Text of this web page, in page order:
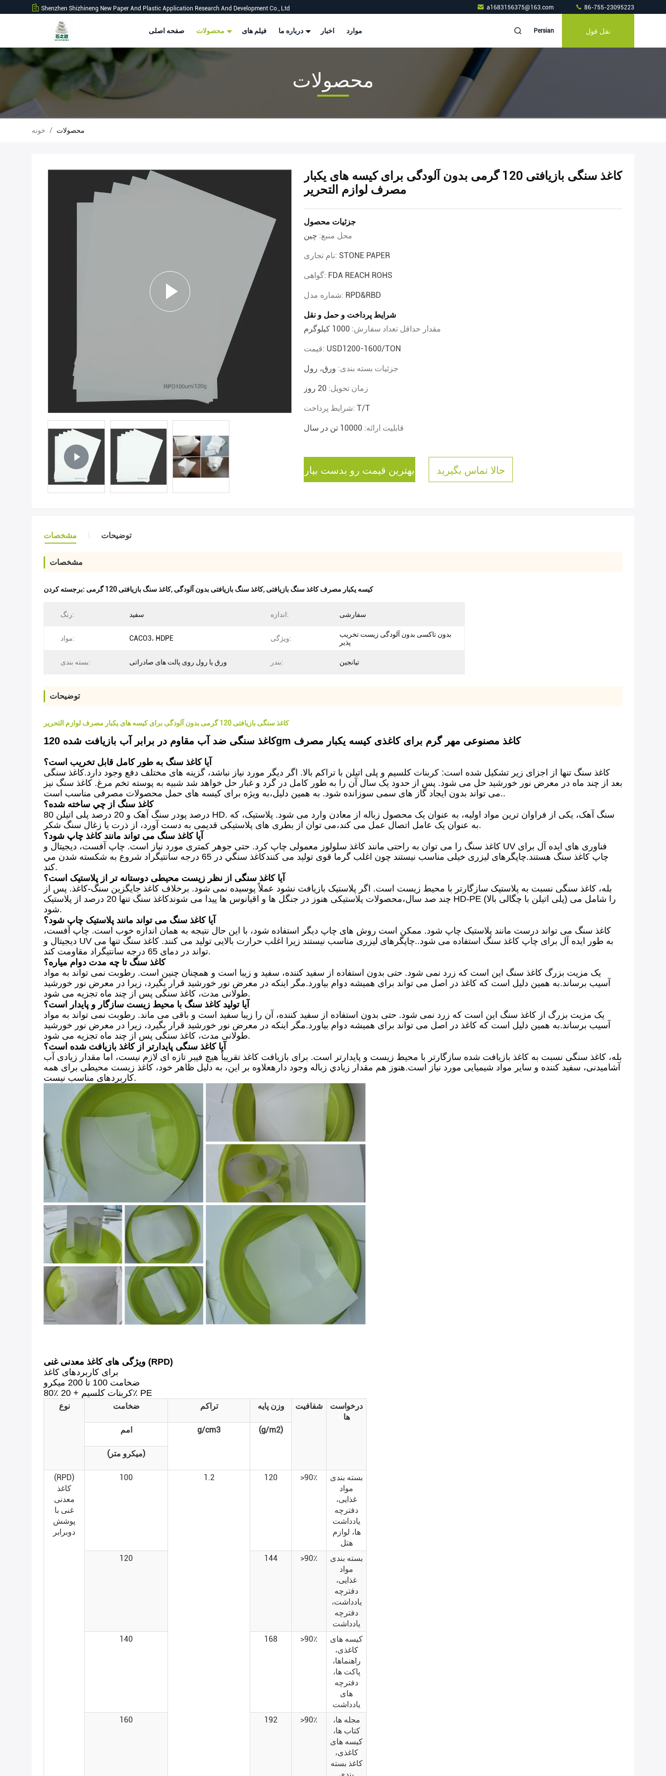
Shenzhen Shizhineng New Paper And Plastic Application Research And Development Co., Ltd a1683156375@163.com 86-755-23095223
صفحه اصلی فیلم های اخبار موارد Persian نقل قول
محصولات
خونه / محصولات
کاغذ سنگی بازیافتی 120 گرمی بدون آلودگی برای کیسه های یکبار
مصرف لوازم التحریر
جزئیات محصول
محل منبع: چین
نام تجاری: STONE PAPER
گواهی: FDA REACH ROHS
شماره مدل: RPD&RBD
شرایط پرداخت و حمل و نقل
مقدار حداقل تعداد سفارش: 1000 کیلوگرم
قیمت: USD1200-1600/TON
جزئیات بسته بندی: ورق، رول
زمان تحویل: 20 روز
شرایط پرداخت: T/T
قابلیت ارائه: 10000 تن در سال
بهترین قیمت رو بدست بیار حالا تماس بگیرید
مشخصات توضیحات
مشخصات
برجسته کردن: کاغذ سنگ بازیافتی 120 گرمی, کاغذ سنگ بازیافتی بدون آلودگی, کیسه یکبار مصرف کاغذ سنگ بازیافتی
رنگ: سفید اندازه: سفارشی
مواد: CACO3، HDPE ویژگی:
بدون تاکسی بدون آلودگی زیست تخریب
پذیر
بسته بندی: ورق یا رول روی پالت های صادراتی بندر: تیانجین
توضیحات
کاغذ سنگی بازیافتی 120 گرمی بدون آلودگی برای کیسه های یکبار مصرف لوازم التحریر
کاغذ سنگی ضد آب مقاوم در برابر آب بازیافت شده 120gm کاغذ مصنوعی مهر گرم برای کاغذی کیسه یکبار مصرف
آیا کاغذ سنگ به طور کامل قابل تخریب است؟
کاغذ سنگ تنها از اجزای زیر تشکیل شده است: کربنات کلسیم و پلی اتیلن با تراکم بالا. اگر دیگر مورد نیاز نباشد، گزینه های مختلف دفع وجود دارد.کاغذ سنگی
بعد از چند ماه در معرض نور خورشید حل می شود. پس از حدود یک سال آن را به طور کامل در گرد و غبار حل خواهد شد شبیه به پوسته تخم مرغ. کاغذ سنگ نیز
می تواند بدون ایجاد گاز های سمی سوزانده شود. به همین دلیل،به ویژه برای کیسه های حمل محصولات مصرفی مناسب است..
کاغذ سنگ از چي ساخته شده؟
80 درصد پودر سنگ آهک و 20 درصد پلی اتیلن HD. سنگ آهک، یکی از فراوان ترین مواد اولیه، به عنوان یک محصول زباله از معادن وارد می شود. پلاستیک، که
به عنوان یک عامل اتصال عمل می کند،می توان از بطری های پلاستیکی قدیمی به دست آورد، از ذرت یا زغال سنگ شکر.
آیا کاغذ سنگ می تواند مانند کاغذ چاپ شود؟
کاغذ سنگ را می توان به راحتی مانند کاغذ سلولوز معمولی چاپ کرد. حتی جوهر کمتری مورد نیاز است. چاپ آفست، دیجیتال و UV فناوری های ایده آل برای
چاپ کاغذ سنگ هستند.چاپگرهای لیزری خیلی مناسب نیستند چون اغلب گرما قوی تولید می کنندکاغذ سنگي در 65 درجه سانتيگراد شروع به شکسته شدن مي
کند.
آیا کاغذ سنگی از نظر زیست محیطی دوستانه تر از پلاستیک است؟
بله، کاغذ سنگی نسبت به پلاستیک سازگارتر با محیط زیست است. اگر پلاستیک بازیافت نشود عملاً پوسیده نمی شود. برخلاف کاغذ جایگزین سنگ-کاغذ. پس از
چند صد سال،محصولات پلاستیکی هنوز در جنگل ها و اقیانوس ها پیدا می شوندکاغذ سنگ تنها 20 درصد از پلاستیک HD-PE (پلی اتیلن با چگالی بالا) را شامل می
شود.
آیا کاغذ سنگ می تواند مانند پلاستیک چاپ شود؟
کاغذ سنگ می تواند درست مانند پلاستیک چاپ شود. ممکن است روش های چاپ دیگر استفاده شود، با این حال نتیجه به همان اندازه خوب است. چاپ آفست،
دیجیتال و UV به طور ایده آل برای چاپ کاغذ سنگ استفاده می شود..چاپگرهای لیزری مناسب نیستند زیرا اغلب حرارت بالایی تولید می کنند. کاغذ سنگ تنها می
تواند در دمای 65 درجه سانتیگراد مقاومت کند.
کاغذ سنگ تا چه مدت دوام مياره؟
یک مزیت بزرگ کاغذ سنگ این است که زرد نمی شود. حتی بدون استفاده از سفید کننده، سفید و زیبا است و همچنان چنین است. رطوبت نمی تواند به مواد
آسیب برساند.به همین دلیل است که کاغذ در اصل می تواند برای همیشه دوام بیاورد.مگر اینکه در معرض نور خورشید قرار بگیرد، زیرا در معرض نور خورشید
طولانی مدت، کاغذ سنگی پس از چند ماه تجزیه می شود.
آیا تولید کاغذ سنگ با محیط زیست سازگار و پایدار است؟
یک مزیت بزرگ از کاغذ سنگ این است که زرد نمی شود. حتی بدون استفاده از سفید کننده، آن را زیبا سفید است و باقی می ماند. رطوبت نمی تواند به مواد
آسیب برساند.به همین دلیل است که کاغذ در اصل می تواند برای همیشه دوام بیاورد.مگر اینکه در معرض نور خورشید قرار بگیرد، زیرا در معرض نور خورشید
طولانی مدت، کاغذ سنگی پس از چند ماه تجزیه می شود.
آیا کاغذ سنگی پایدارتر از کاغذ بازیافت شده است؟
بله، کاغذ سنگی نسبت به کاغذ بازیافت شده سازگارتر با محیط زیست و پایدارتر است. برای بازیافت کاغذ تقریباً هیچ فیبر تازه ای لازم نیست، اما مقدار زیادی آب
آشامیدنی، سفید کننده و سایر مواد شیمیایی مورد نیاز است.هنوز هم مقدار زيادي زباله وجود دارهعلاوه بر این، به دلیل ظاهر خود، کاغذ زیست محیطی برای همه
کاربردهای مناسب نیست.
ویژگی های کاغذ معدنی غنی (RPD)
برای کاربردهای کاغذ
ضخامت 100 تا 200 میکرو
80٪ کربنات کلسیم + 20٪ PE
نوع ضخامت تراکم وزن پایه شفافیت
درخواست
ها
امم
g/cm3 (g/m2)
(میکرو متر)
(RPD)
کاغذ
معدنی
غنی با
پوشش
دوبرابر
100 1.2 120 >90٪
بسته بندی
مواد
غذایی،
دفترچه
یادداشت
ها، لوازم
هتل
120
144 >90٪
بسته بندی
مواد
غذایی،
دفترچه
یادداشت،
دفترچه
یادداشت
140
168 >90٪
کیسه های
کاغذی،
راهنماها،
پاکت ها،
دفترچه
های
یادداشت
160
192 >90٪
مجله ها،
کتاب ها،
کیسه های
کاغذی،
کاغذ بسته